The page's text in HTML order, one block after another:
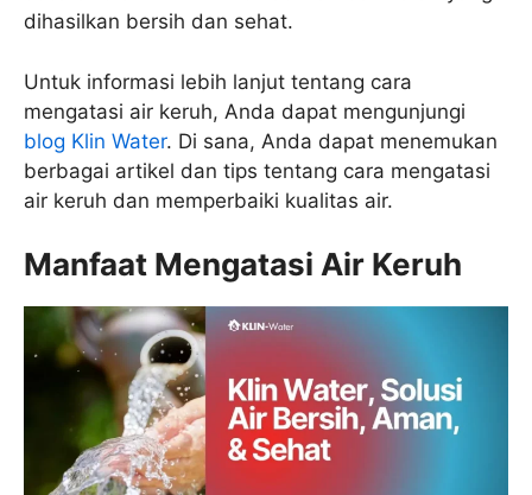
dihasilkan bersih dan sehat.
Untuk informasi lebih lanjut tentang cara
mengatasi air keruh, Anda dapat mengunjungi
blog Klin Water. Di sana, Anda dapat menemukan
berbagai artikel dan tips tentang cara mengatasi
air keruh dan memperbaiki kualitas air.
Manfaat Mengatasi Air Keruh